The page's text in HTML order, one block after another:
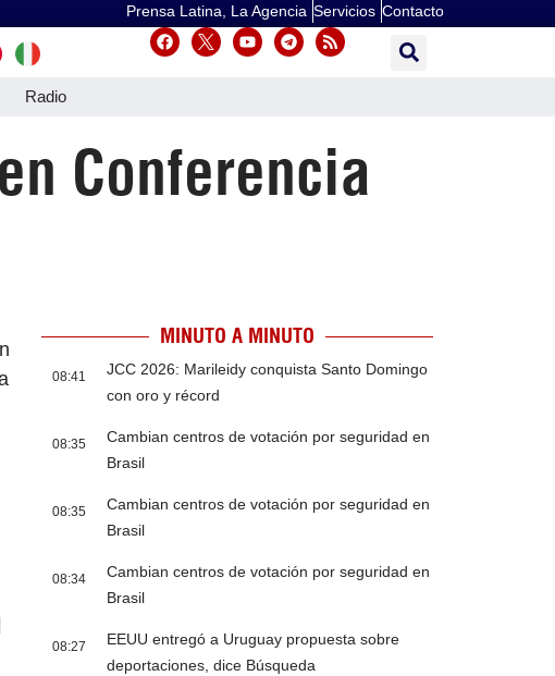
Prensa Latina, La Agencia Servicios Contacto
Radio
Conferencia
MINUTO A MINUTO
08:41
JCC 2026: Marileidy conquista Santo Domingo
con oro y récord
08:35
Cambian centros de votación por seguridad en
Brasil
08:35
Cambian centros de votación por seguridad en
Brasil
08:34
Cambian centros de votación por seguridad en
Brasil
08:27
EEUU entregó a Uruguay propuesta sobre
deportaciones, dice Búsqueda